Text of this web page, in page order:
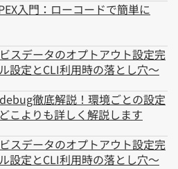
入門：ローコードで簡単に
スデータのオプトアウト設定完
設定とCLI利用時の落とし穴～
徹底解説！環境ごとの設定
こよりも詳しく解説します
スデータのオプトアウト設定完
設定とCLI利用時の落とし穴～